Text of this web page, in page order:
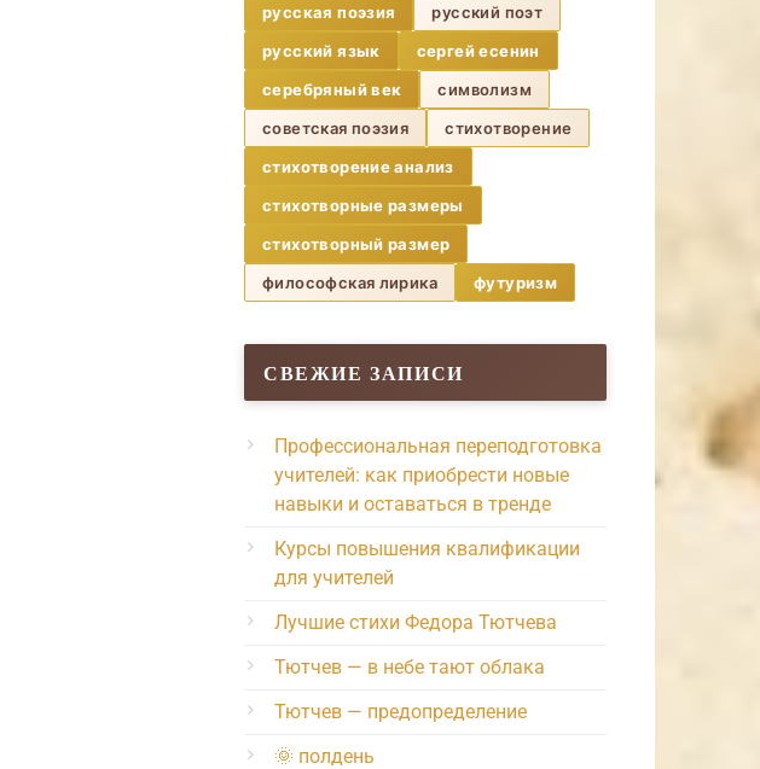
русская поэзия
русский поэт
русский язык
сергей есенин
серебряный век
символизм
советская поэзия
стихотворение
стихотворение анализ
стихотворные размеры
стихотворный размер
философская лирика
футуризм
СВЕЖИЕ ЗАПИСИ
Профессиональная переподготовка
учителей: как приобрести новые
навыки и оставаться в тренде
Курсы повышения квалификации
для учителей
Лучшие стихи Федора Тютчева
Тютчев — в небе тают облака
Тютчев — предопределение
🌞 полдень